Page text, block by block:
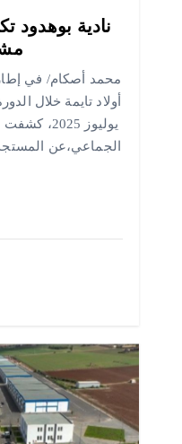
نادية
محمد أصكام/ في
يوليوز
الجماعي،عن